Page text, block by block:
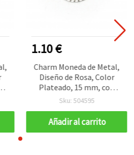
1.10 €
Charm Moneda de Metal,
Diseño de Rosa, Color
Plateado, 15 mm, con
Anilla, 50 unidades, para
Sku: 504595
Añadir al carrito